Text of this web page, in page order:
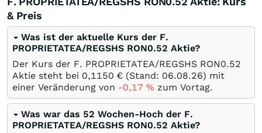
& Preis
Was ist der aktuelle Kurs der F.
PROPRIETATEA/REGSHS RON0.52 Aktie?
Der Kurs der F. PROPRIETATEA/REGSHS RON0.52
Aktie steht bei 0,1150 € (Stand: 06.08.26) mit
einer Veränderung von -0,17 % zum Vortag.
Was war das 52 Wochen-Hoch der F.
PROPRIETATEA/REGSHS RON0.52 Aktie?